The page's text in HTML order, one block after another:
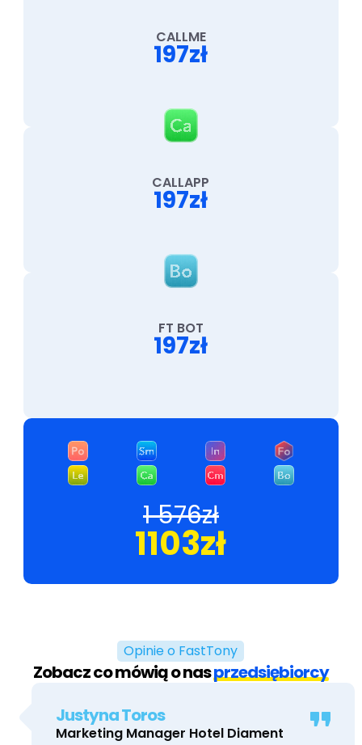
CALLME
197zł
CALLAPP
197zł
FT BOT
197zł
1 576zł
1103zł
Opinie o FastTony
Zobacz co mówią o nasprzedsiębiorcy
Justyna Toros
Marketing Manager Hotel Diament